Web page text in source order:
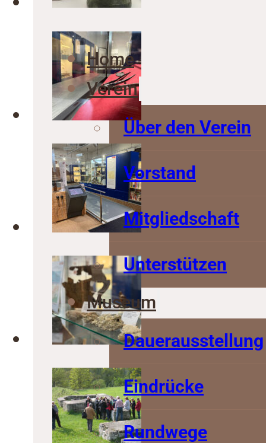
Home
Verein
Über den Verein
Vorstand
Mitgliedschaft
Unterstützen
Museum
Dauerausstellung
Eindrücke
Rundwege